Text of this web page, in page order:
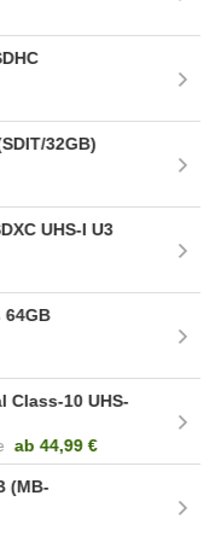
32GB)
UHS-I U3
Class-10 UHS-
ab44,99 €
(MB-